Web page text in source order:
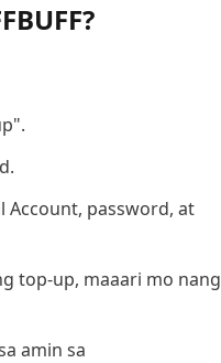
Account, password, at
top-up, maaari mo nang
amin sa